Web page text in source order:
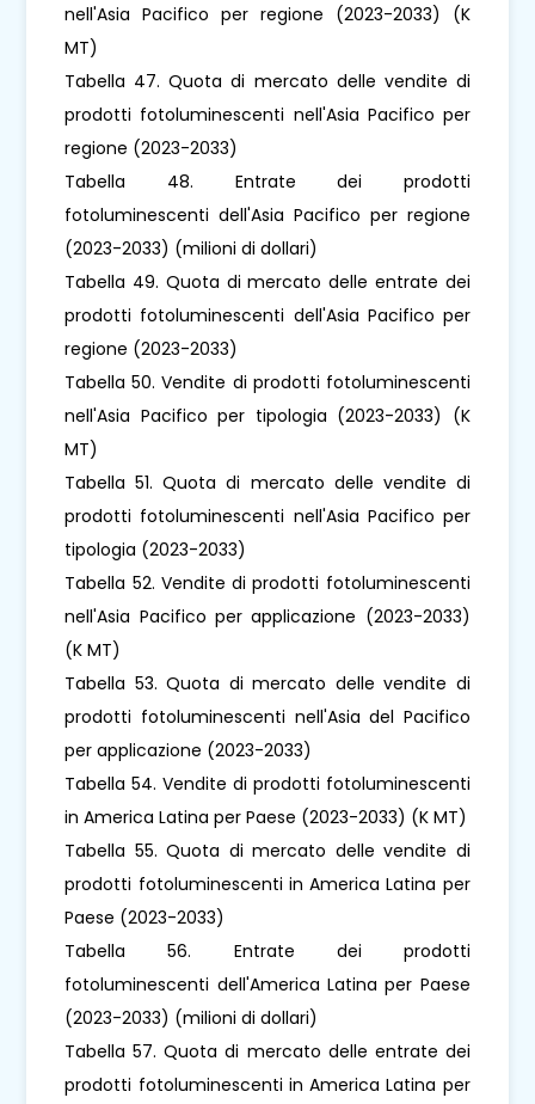
nell'Asia Pacifico per regione (2023-2033) (K
MT)
Tabella 47. Quota di mercato delle vendite di
prodotti fotoluminescenti nell'Asia Pacifico per
regione (2023-2033)
Tabella 48. Entrate dei prodotti
fotoluminescenti dell'Asia Pacifico per regione
(2023-2033) (milioni di dollari)
Tabella 49. Quota di mercato delle entrate dei
prodotti fotoluminescenti dell'Asia Pacifico per
regione (2023-2033)
Tabella 50. Vendite di prodotti fotoluminescenti
nell'Asia Pacifico per tipologia (2023-2033) (K
MT)
Tabella 51. Quota di mercato delle vendite di
prodotti fotoluminescenti nell'Asia Pacifico per
tipologia (2023-2033)
Tabella 52. Vendite di prodotti fotoluminescenti
nell'Asia Pacifico per applicazione (2023-2033)
(K MT)
Tabella 53. Quota di mercato delle vendite di
prodotti fotoluminescenti nell'Asia del Pacifico
per applicazione (2023-2033)
Tabella 54. Vendite di prodotti fotoluminescenti
in America Latina per Paese (2023-2033) (K MT)
Tabella 55. Quota di mercato delle vendite di
prodotti fotoluminescenti in America Latina per
Paese (2023-2033)
Tabella 56. Entrate dei prodotti
fotoluminescenti dell'America Latina per Paese
(2023-2033) (milioni di dollari)
Tabella 57. Quota di mercato delle entrate dei
prodotti fotoluminescenti in America Latina per